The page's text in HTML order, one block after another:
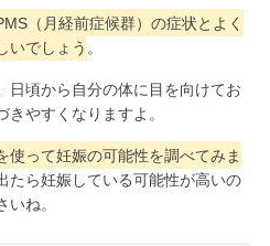
（月経前症候群）の症状とよく
いでしょう 。
日頃から自分の体に目を向けてお
やすくなりますよ。
使って妊娠の可能性を調べてみま
たら妊娠している可能性が高いの
ね。